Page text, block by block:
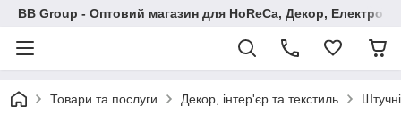
BB Group - Оптовий магазин для HoReCa, Декор,
Товари та послуги Декор, інтер'єр та текстиль